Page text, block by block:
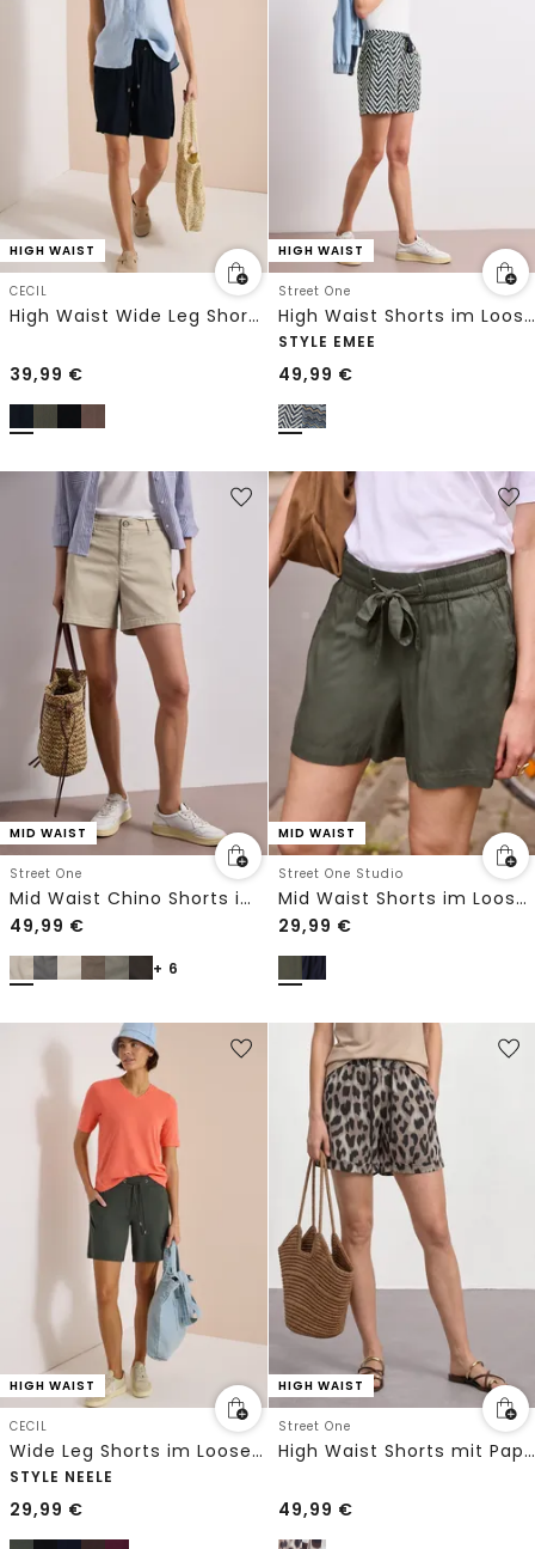
HIGH WAIST
CECIL
High Waist Wide Leg Shorts mit Struktur
39,99 €
HIGH WAIST
Street One
High Waist Shorts im Loose Fit mit Print
STYLE EMEE
49,99 €
MID WAIST
Street One
Mid Waist Chino Shorts im Casual Fit
49,99 €
+ 6
MID WAIST
Street One Studio
Mid Waist Shorts im Loose Fit
29,99 €
HIGH WAIST
CECIL
Wide Leg Shorts im Loose Fit
STYLE NEELE
29,99 €
HIGH WAIST
Street One
High Waist Shorts mit Paperbag-Bund
49,99 €